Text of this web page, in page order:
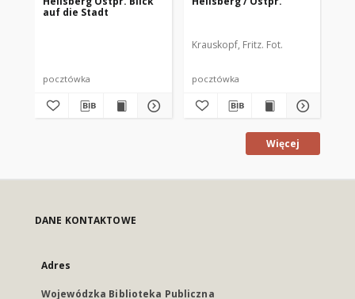
auf die Stadt
pocztówka
Krauskopf, Fritz. Fot.
pocztówka
Więcej
DANE KONTAKTOWE
Adres
Wojewódzka Biblioteka Publiczna